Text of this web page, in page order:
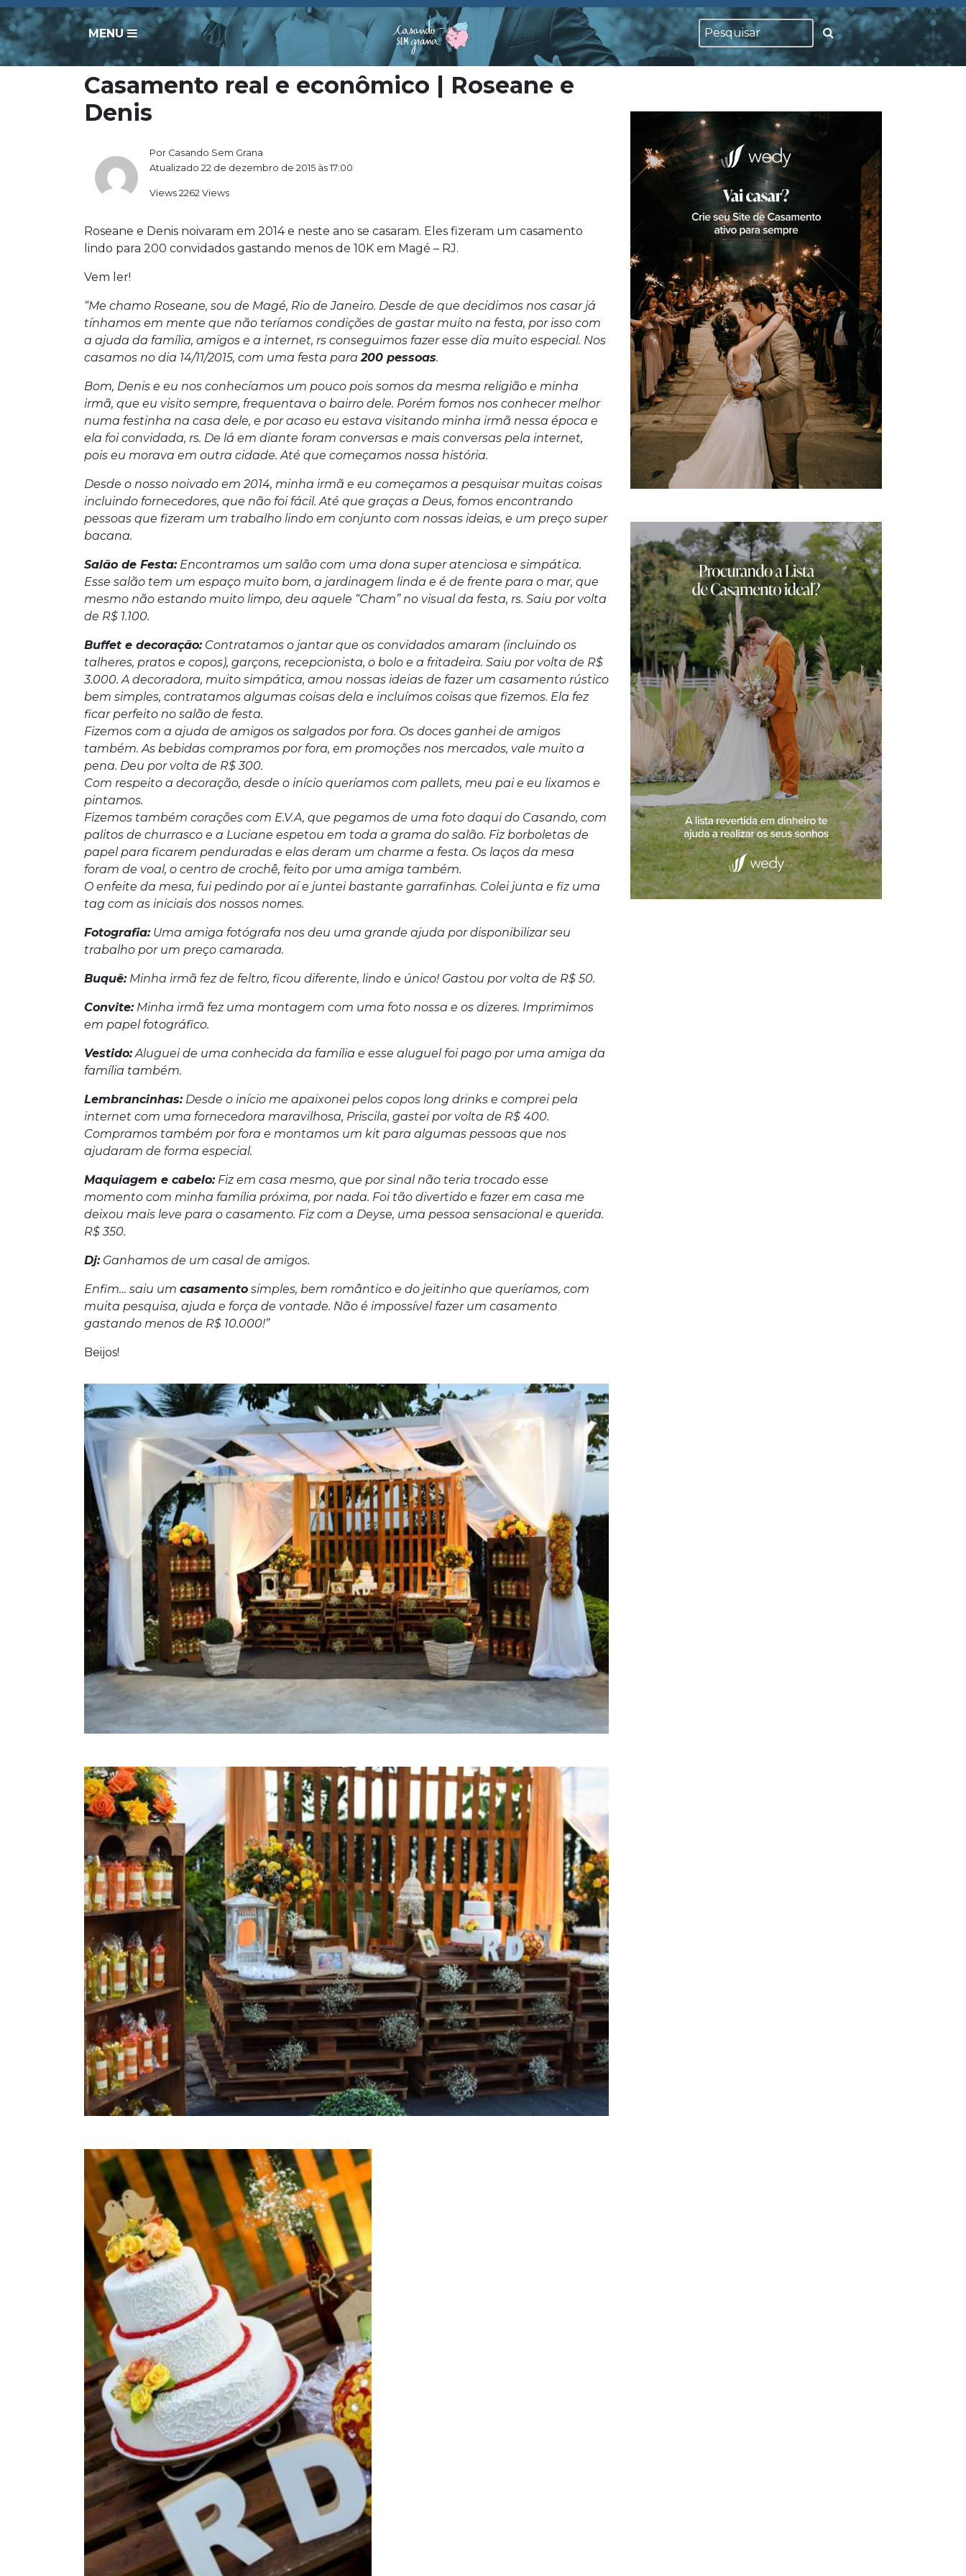
MENU
Casamento real e econômico | Roseane e
Denis
Por Casando Sem Grana
Atualizado 22 de dezembro de 2015 às 17:00
Views 2262 Views
Roseane e Denis noivaram em 2014 e neste ano se casaram. Eles fizeram um casamento
lindo para 200 convidados gastando menos de 10K em Magé – RJ.
Vem ler!
“Me chamo Roseane, sou de Magé, Rio de Janeiro. Desde de que decidimos nos casar já
tínhamos em mente que não teríamos condições de gastar muito na festa, por isso com
a ajuda da família, amigos e a internet, rs conseguimos fazer esse dia muito especial. Nos
casamos no dia 14/11/2015, com uma festa para200 pessoas.
Bom, Denis e eu nos conhecíamos um pouco pois somos da mesma religião e minha
irmã, que eu visito sempre, frequentava o bairro dele. Porém fomos nos conhecer melhor
numa festinha na casa dele, e por acaso eu estava visitando minha irmã nessa época e
ela foi convidada, rs. De lá em diante foram conversas e mais conversas pela internet,
pois eu morava em outra cidade. Até que começamos nossa história.
Desde o nosso noivado em 2014, minha irmã e eu começamos a pesquisar muitas coisas
incluindo fornecedores, que não foi fácil. Até que graças a Deus, fomos encontrando
pessoas que fizeram um trabalho lindo em conjunto com nossas ideias, e um preço super
bacana.
Salão de Festa:Encontramos um salão com uma dona super atenciosa e simpática.
Esse salão tem um espaço muito bom, a jardinagem linda e é de frente para o mar, que
mesmo não estando muito limpo, deu aquele “Cham” no visual da festa, rs. Saiu por volta
de R$ 1.100.
Buffet e decoração:Contratamos o jantar que os convidados amaram (incluindo os
talheres, pratos e copos), garçons, recepcionista, o bolo e a fritadeira. Saiu por volta de R$
3.000. A decoradora, muito simpática, amou nossas ideias de fazer um casamento rústico
bem simples, contratamos algumas coisas dela e incluímos coisas que fizemos. Ela fez
ficar perfeito no salão de festa.
Fizemos com a ajuda de amigos os salgados por fora. Os doces ganhei de amigos
também. As bebidas compramos por fora, em promoções nos mercados, vale muito a
pena. Deu por volta de R$ 300.
Com respeito a decoração, desde o início queríamos com pallets, meu pai e eu lixamos e
pintamos.
Fizemos também corações com E.V.A, que pegamos de uma foto daqui do Casando, com
palitos de churrasco e a Luciane espetou em toda a grama do salão. Fiz borboletas de
papel para ficarem penduradas e elas deram um charme a festa. Os laços da mesa
foram de voal, o centro de crochê, feito por uma amiga também.
O enfeite da mesa, fui pedindo por aí e juntei bastante garrafinhas. Colei junta e fiz uma
tag com as iniciais dos nossos nomes.
Fotografia:Uma amiga fotógrafa nos deu uma grande ajuda por disponibilizar seu
trabalho por um preço camarada.
Buquê:Minha irmã fez de feltro, ficou diferente, lindo e único! Gastou por volta de R$ 50.
Convite:Minha irmã fez uma montagem com uma foto nossa e os dizeres. Imprimimos
em papel fotográfico.
Vestido:Aluguei de uma conhecida da família e esse aluguel foi pago por uma amiga da
família também.
Lembrancinhas:Desde o início me apaixonei pelos copos long drinks e comprei pela
internet com uma fornecedora maravilhosa, Priscila, gastei por volta de R$ 400.
Compramos também por fora e montamos um kit para algumas pessoas que nos
ajudaram de forma especial.
Maquiagem e cabelo:Fiz em casa mesmo, que por sinal não teria trocado esse
momento com minha família próxima, por nada. Foi tão divertido e fazer em casa me
deixou mais leve para o casamento. Fiz com a Deyse, uma pessoa sensacional e querida.
R$ 350.
Dj:Ganhamos de um casal de amigos.
Enfim… saiu um casamento simples, bem romântico e do jeitinho que queríamos, com
muita pesquisa, ajuda e força de vontade. Não é impossível fazer um casamento
gastando menos de R$ 10.000!”
Beijos!